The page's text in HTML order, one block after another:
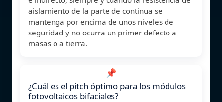
aislamiento de la parte de continua se
mantenga por encima de unos niveles de
seguridad y no ocurra un primer defecto a
masas o a tierra.
📌
¿Cuál es el pitch óptimo para los módulos
fotovoltaicos bifaciales?